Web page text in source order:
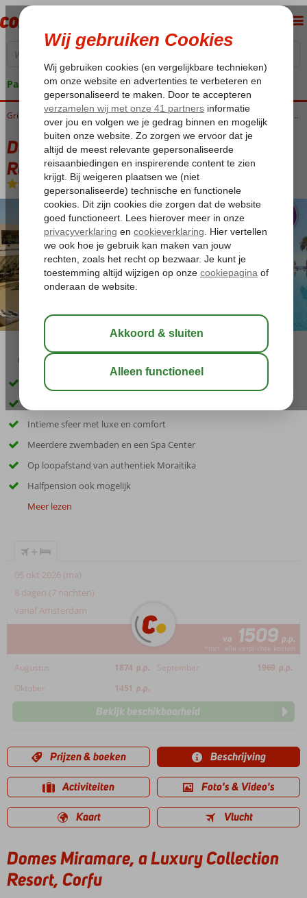
Pakketgarantie
Home Griekenland Corfu Moraitika Domes Miramare, a Luxury Collection Resort, Corfu
Domes Miramare, a Luxury Collection
Resort, Corfu
Logies en ontbijt-Hotel
02:50 bewaar
Only Adult hotel; min. leeftijd 16 jaar
Intieme sfeer met luxe en comfort
Meerdere zwembaden en een Spa Center
Op loopafstand van authentiek Moraitika
Halfpension ook mogelijk
Meer lezen
+
05 okt 2026 (ma)
8 dagen (7 nachten)
vanaf Amsterdam
va 1509 p.p.
*incl. alle verplichte kosten
Augustus 1874 p.p. September 1969 p.p.
Oktober
1451 p.p.
Bekijk beschikbaarheid
Prijzen & boeken Beschrijving
Activiteiten Foto's & Video's
Kaart Vlucht
Domes Miramare, a Luxury Collection
Resort, Corfu